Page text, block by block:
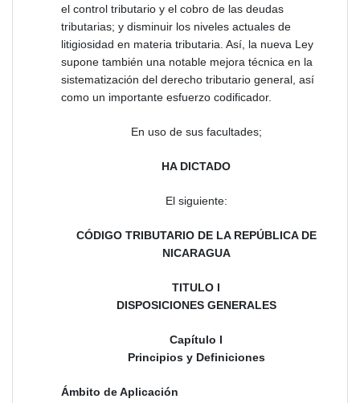
el control tributario y el cobro de las deudas
tributarias; y disminuir los niveles actuales de
litigiosidad en materia tributaria. Así, la nueva Ley
supone también una notable mejora técnica en la
sistematización del derecho tributario general, así
como un importante esfuerzo codificador.
En uso de sus facultades;
HA DICTADO
El siguiente:
CÓDIGO TRIBUTARIO DE LA REPÚBLICA DE
NICARAGUA
TITULO I
DISPOSICIONES GENERALES
Capítulo I
Principios y Definiciones
Ámbito de Aplicación